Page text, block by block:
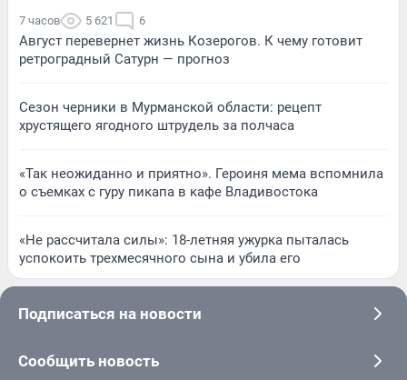
7 часов 5 621 6
Август перевернет жизнь Козерогов. К чему готовит
ретроградный Сатурн — прогноз
Сезон черники в Мурманской области: рецепт
хрустящего ягодного штрудель за полчаса
«Так неожиданно и приятно». Героиня мема вспомнила
о съемках с гуру пикапа в кафе Владивостока
«Не рассчитала силы»: 18-летняя ужурка пыталась
успокоить трехмесячного сына и убила его
Подписаться на новости
Сообщить новость